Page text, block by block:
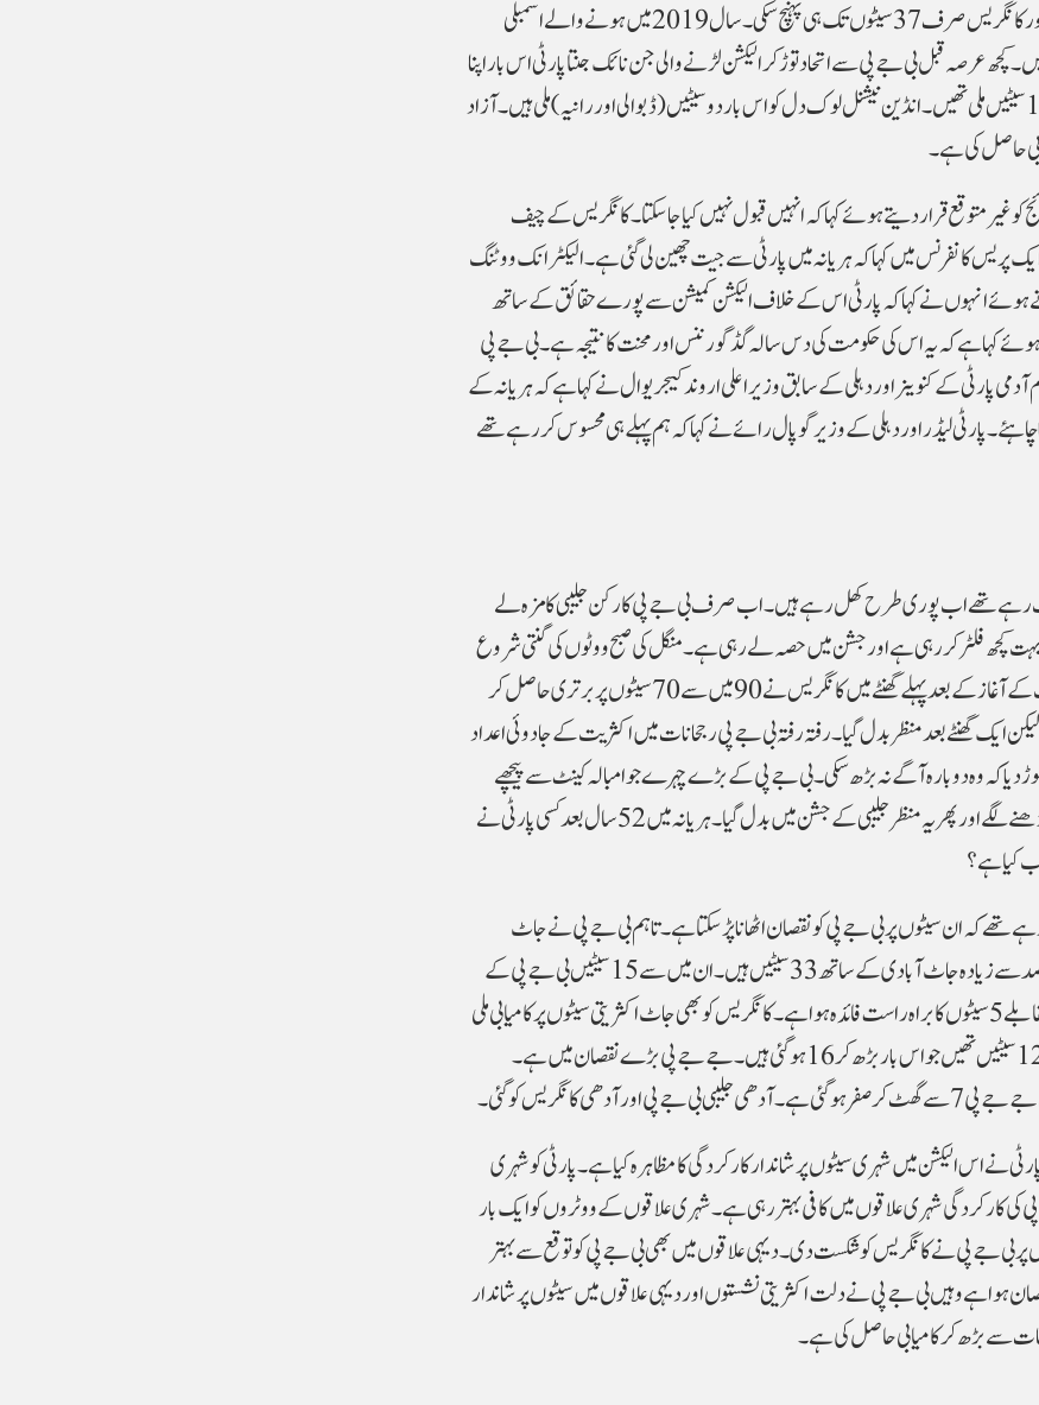
براہ راست مقابلے میں بی جے پی نے کانگریس کو شکست دی اور کانگریس صرف 37 سیٹوں تک ہی پہنچ سکی۔ سال 2019 میں ہونے والے اسمبلی
پی کو 40 اور کانگریس کو 31 سیٹیں ملی تھیں۔ کچھ عرصہ قبل بی جے پی سے اتحاد توڑ کر الیکشن لڑنے والی جن نائک جنتا پارٹی اس بار اپنا
کھاتہ بھی نہیں کھول سکی، جبکہ گزشتہ انتخابات میں پارٹی کو 10 سیٹیں ملی تھیں۔ انڈین نیشنل لوک دل کو اس بار دو سیٹیں (ڈبوالی اور رانیہ) ملی ہیں۔ آزاد
حاصل کی ہے۔
غیر متوقع قرار دیتے ہوئے کہا کہ انہیں قبول نہیں کیا جاسکتا۔ کانگریس کے چیف
پریس کانفرنس میں کہا کہ ہریانہ میں پارٹی سے جیت چھین لی گئی ہے۔ الیکٹرانک ووٹنگ
انہوں نے کہا کہ پارٹی اس کے خلاف الیکشن کمیشن سے پورے حقائق کے ساتھ
کہا ہے کہ یہ اس کی حکومت کی دس سالہ گڈ گورننس اور محنت کا نتیجہ ہے۔ بی جے پی
پارٹی کے کنوینر اور دہلی کے سابق وزیر اعلی اروند کیجریوال نے کہا ہے کہ ہریانہ کے
چاہئے۔ پارٹی لیڈر اور دہلی کے وزیر گوپال رائے نے کہا کہ ہم پہلے ہی محسوس کر رہے تھے
تھے اب پوری طرح کھل رہے ہیں۔ اب صرف بی جے پی کارکن جلیبی کا مزہ لے
کچھ فلٹر کر رہی ہے اور جشن میں حصہ لے رہی ہے۔ منگل کی صبح ووٹوں کی گنتی شروع
ہونے کے بعد کانگریس ہیڈکوارٹر میں ہنگامہ ہوا۔ پوسٹل بیلٹ کے آغاز کے بعد پہلے گھنٹے میں کانگریس نے 90 میں سے 70 سیٹوں پر برتری حاصل کر
ایک گھنٹے بعد منظر بدل گیا۔ رفتہ رفتہ بی جے پی رجحانات میں اکثریت کے جادوئی اعداد
دیا کہ وہ دوبارہ آگے نہ بڑھ سکی۔ بی جے پی کے بڑے چہرے جو امبالہ کینٹ سے پیچھے
تھے، بشمول سابق وزیر انل وج، آہستہ آہستہ دوڑ میں آگے بڑھنے لگے اور پھر یہ منظر جلیبی کے جشن میں بدل گیا۔ ہریانہ میں 52 سال بعد کسی پارٹی نے
کیا ہے؟
کیے جا رہے تھے کہ ان سیٹوں پر بی جے پی کو نقصان اٹھانا پڑ سکتا ہے۔ تاہم بی جے پی نے جاٹ
اکثریتی سیٹوں پر بھی کامیابی حاصل کی ہے۔ ہریانہ میں 25 فیصد سے زیادہ جاٹ آبادی کے ساتھ 33 سیٹیں ہیں۔ ان میں سے 15 سیٹیں بی جے پی کے
کھاتے میں جا رہی ہیں۔ اس طرح بی جے پی کو 2019 کے مقابلے 5 سیٹوں کا براہ راست فائدہ ہوا ہے۔ کانگریس کو بھی جاٹ اکثریتی سیٹوں پر کامیابی ملی
ہے، لیکن بی جے پی سے کم۔ 2019 میں کانگریس کے پاس 12 سیٹیں تھیں جو اس بار بڑھ کر 16 ہو گئی ہیں۔ جے جے پی بڑے نقصان میں ہے۔
کانگریس کو گئی۔
نے اس الیکشن میں شہری سیٹوں پر شاندار کارکردگی کا مظاہرہ کیا ہے۔ پارٹی کو شہری
کی کارکردگی شہری علاقوں میں کافی بہتر رہی ہے۔ شہری علاقوں کے ووٹروں کو ایک بار
پر بی جے پی نے کانگریس کو شکست دی۔ دیہی علاقوں میں بھی بی جے پی کو توقع سے بہتر
ہوا ہے وہیں بی جے پی نے دلت اکثریتی نشستوں اور دیہی علاقوں میں سیٹوں پر شاندار
سے بڑھ کر کامیابی حاصل کی ہے۔